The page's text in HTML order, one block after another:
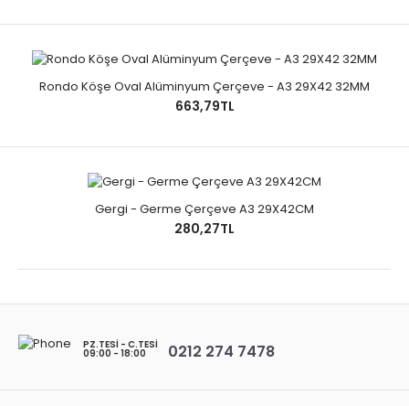
Rondo Köşe Oval Alüminyum Çerçeve - A3 29X42 32MM
663,79TL
Gergi - Germe Çerçeve A3 29X42CM
280,27TL
PZ.TESI - C.TESI
09:00 - 18:00 0212 274 7478